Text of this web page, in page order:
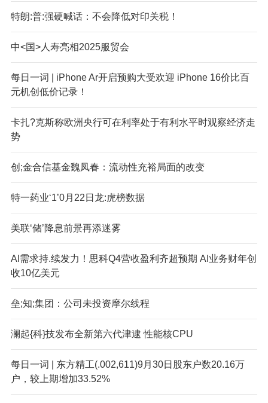
特朗:普:强硬喊话：不会降低对印关税！
中<国>人寿亮相2025服贸会
每日一词 | iPhone Ar开启预购大受欢迎 iPhone 16价比百
元机创低价记录！
卡扎?克斯称欧洲央行可在利率处于有利水平时观察经济走
势
创;金合信基金魏凤春：流动性充裕局面的改变
特一药业‘1’0月22日龙:虎榜数据
美联‘储’降息前景再添迷雾
AI需求持.续发力！思科Q4营收盈利齐超预期 AI业务财年创
收10亿美元
垒;知;集团：公司未投资摩尔线程
澜起{科}技发布全新第六代津逮 性能核CPU
每日一词 | 东方精工(.002,611)9月30日股东户数20.16万
户，较上期增加33.52%